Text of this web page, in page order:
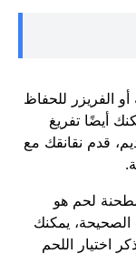
الفريزر للحفاظ
أيضًا تفريغ
قدم نقانقك مع
لحم هو
الصحيحة، يمكنك
اختيار اللحم